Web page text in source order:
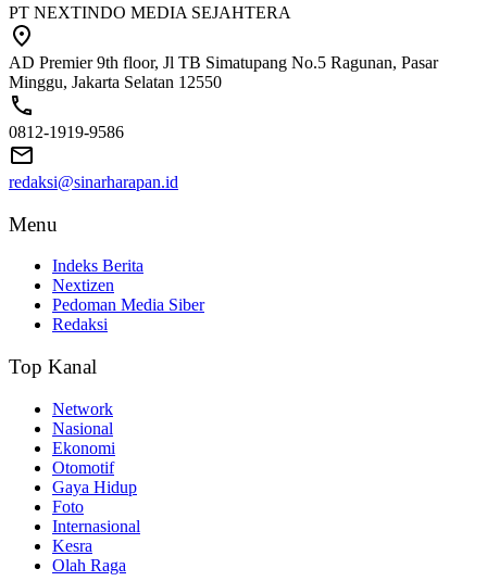
PT NEXTINDO MEDIA SEJAHTERA
AD Premier 9th floor, Jl TB Simatupang No.5 Ragunan, Pasar
Minggu, Jakarta Selatan 12550
0812-1919-9586
redaksi@sinarharapan.id
Menu
Indeks Berita
Nextizen
Pedoman Media Siber
Redaksi
Top Kanal
Network
Nasional
Ekonomi
Otomotif
Gaya Hidup
Foto
Internasional
Kesra
Olah Raga